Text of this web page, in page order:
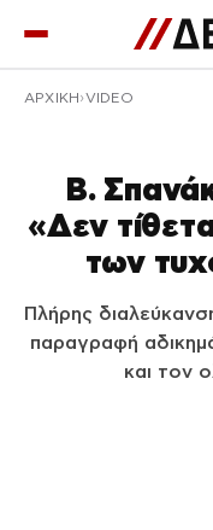
ΑΡΧΙΚΉ VIDEO
Β.
«Δεν
των
Πλήρης
παραγραφή
και τον